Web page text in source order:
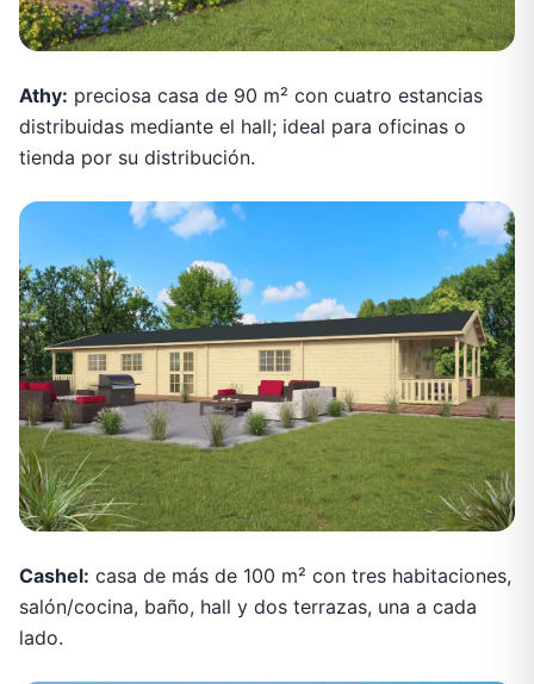
Athy: preciosa casa de 90 m² con cuatro estancias
distribuidas mediante el hall; ideal para oficinas o
tienda por su distribución.
Cashel: casa de más de 100 m² con tres habitaciones,
salón/cocina, baño, hall y dos terrazas, una a cada
lado.